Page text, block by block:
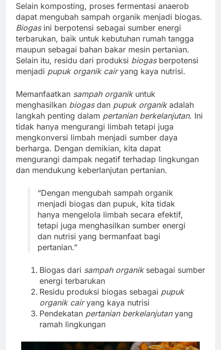
Selain komposting, proses fermentasi anaerob
dapat mengubah sampah organik menjadi biogas.
Biogasini berpotensi sebagai sumber energi
terbarukan, baik untuk kebutuhan rumah tangga
maupun sebagai bahan bakar mesin pertanian.
Selain itu, residu dari produksi biogasberpotensi
menjadi pupuk organik cairyang kaya nutrisi.
Memanfaatkan sampah organikuntuk
menghasilkan biogasdan pupuk organikadalah
langkah penting dalam pertanian berkelanjutan. Ini
tidak hanya mengurangi limbah tetapi juga
mengkonversi limbah menjadi sumber daya
berharga. Dengan demikian, kita dapat
mengurangi dampak negatif terhadap lingkungan
dan mendukung keberlanjutan pertanian.
“Dengan mengubah sampah organik
menjadi biogas dan pupuk, kita tidak
hanya mengelola limbah secara efektif,
tetapi juga menghasilkan sumber energi
dan nutrisi yang bermanfaat bagi
pertanian.”
Biogas dari sampah organiksebagai sumber
energi terbarukan
Residu produksi biogas sebagai pupuk
organik cairyang kaya nutrisi
Pendekatan pertanian berkelanjutanyang
ramah lingkungan